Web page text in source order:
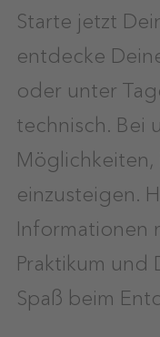
Starte jetzt
entdecke
oder unter
technisch. Bei
Möglichkeiten,
einzusteigen.
Informationen
Praktikum und
Spaß beim